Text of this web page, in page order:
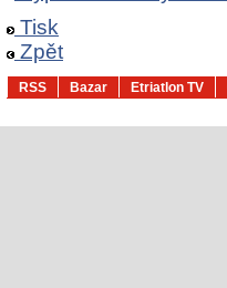
Tisk
Zpět
RSS Bazar Etriatlon TV